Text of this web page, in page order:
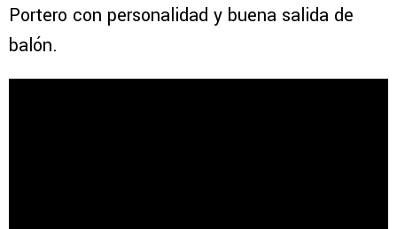
Portero con personalidad y buena salida de
balón.